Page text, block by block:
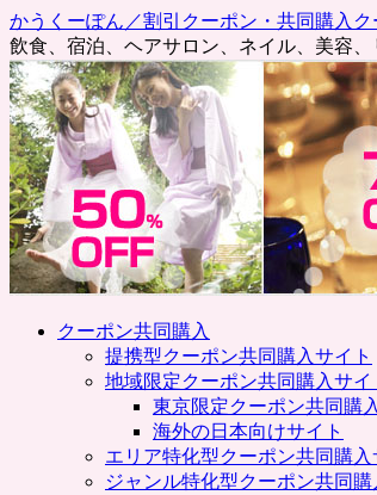
かうくーぽん／割引クーポン・共同購入
飲食、宿泊、ヘアサロン、ネイル、美容
クーポン共同購入
提携型クーポン共同購入サイト
地域限定クーポン共同購入サイ
東京限定クーポン共同購
海外の日本向けサイト
エリア特化型クーポン共同購入
ジャンル特化型クーポン共同購